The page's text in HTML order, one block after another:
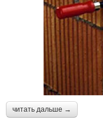
читать дальше →